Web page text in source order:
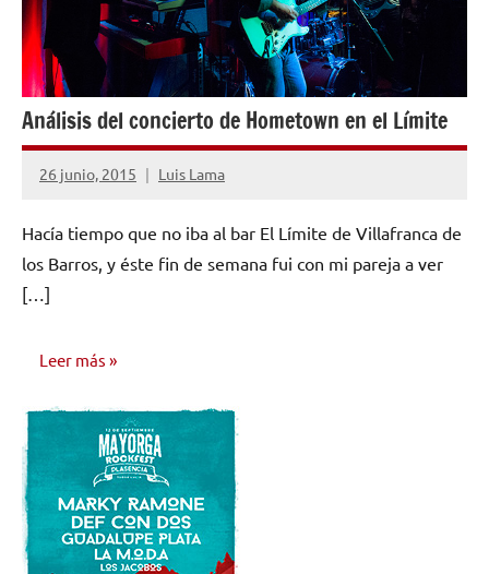
Análisis del concierto de Hometown en el Límite
26 junio, 2015 Luis Lama
No
comentarios
Hacía tiempo que no iba al bar El Límite de Villafranca de
los Barros, y éste fin de semana fui con mi pareja a ver
[…]
Leer más